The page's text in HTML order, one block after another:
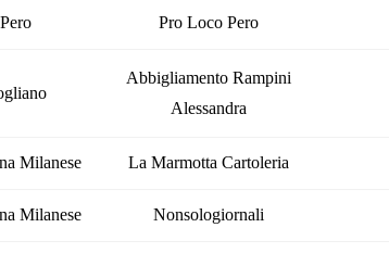
Pero Pro Loco Pero
Abbigliamento Rampini
Alessandra
Milanese La Marmotta Cartoleria
Milanese Nonsologiornali